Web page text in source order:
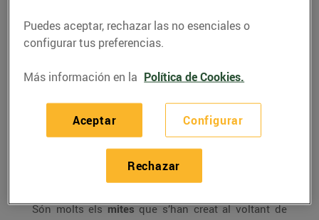
CONSEJOS Y HÁBITOS SALUDABLES
Mites sobre
l'alimentació
Són molts elsmitesque s’han creat al voltant de
Puedes aceptar, rechazar las no esenciales o
configurar tus preferencias.
Más información en la Política de Cookies.
Configurar
Rechazar
Aceptar